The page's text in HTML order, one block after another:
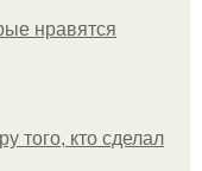
нравятся
того, кто сделал